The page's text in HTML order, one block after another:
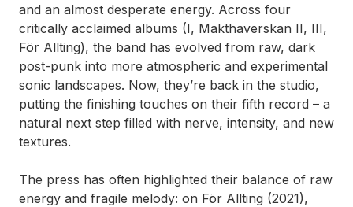
and an almost desperate energy. Across four
critically acclaimed albums (I, Makthaverskan II, III,
För Allting), the band has evolved from raw, dark
post-punk into more atmospheric and experimental
sonic landscapes. Now, they’re back in the studio,
putting the finishing touches on their fifth record – a
natural next step filled with nerve, intensity, and new
textures.
The press has often highlighted their balance of raw
energy and fragile melody: on För Allting (2021),